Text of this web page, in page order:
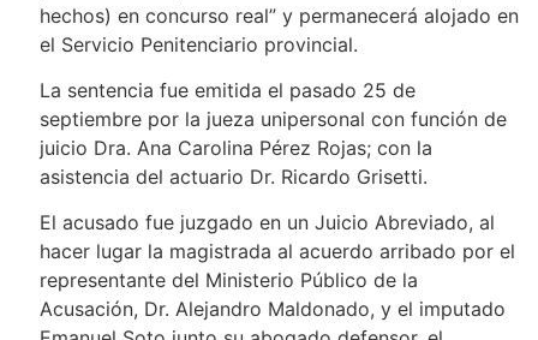
hechos) en concurso real” y permanecerá alojado en
el Servicio Penitenciario provincial.
La sentencia fue emitida el pasado 25 de
septiembre por la jueza unipersonal con función de
juicio Dra. Ana Carolina Pérez Rojas; con la
asistencia del actuario Dr. Ricardo Grisetti.
El acusado fue juzgado en un Juicio Abreviado, al
hacer lugar la magistrada al acuerdo arribado por el
representante del Ministerio Público de la
Acusación, Dr. Alejandro Maldonado, y el imputado